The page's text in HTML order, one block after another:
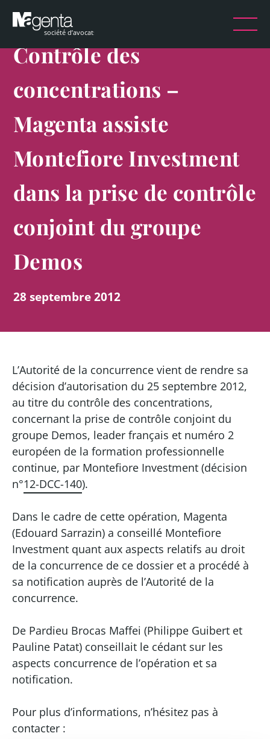
Contrôle des
concentrations –
Magenta assiste
Montefiore Investment
dans la prise de contrôle
conjoint du groupe
Demos
28 septembre 2012
L’Autorité de la concurrence vient de rendre sa
décision d’autorisation du 25 septembre 2012,
au titre du contrôle des concentrations,
concernant la prise de contrôle conjoint du
groupe Demos, leader français et numéro 2
européen de la formation professionnelle
continue, par Montefiore Investment (décision
n°12-DCC-140).
Dans le cadre de cette opération, Magenta
(Edouard Sarrazin) a conseillé Montefiore
Investment quant aux aspects relatifs au droit
de la concurrence de ce dossier et a procédé à
sa notification auprès de l’Autorité de la
concurrence.
De Pardieu Brocas Maffei (Philippe Guibert et
Pauline Patat) conseillait le cédant sur les
aspects concurrence de l’opération et sa
notification.
Pour plus d’informations, n’hésitez pas à
contacter :